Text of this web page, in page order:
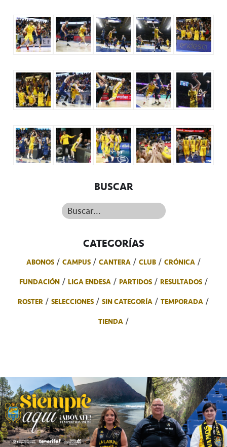
BUSCAR
Buscar...
CATEGORÍAS
ABONOS CAMPUS CANTERA CLUB
CRÓNICA
FUNDACIÓN
LIGA ENDESA PARTIDOS
RESULTADOS
ROSTER
SELECCIONES SIN CATEGORÍA
TEMPORADA
TIENDA